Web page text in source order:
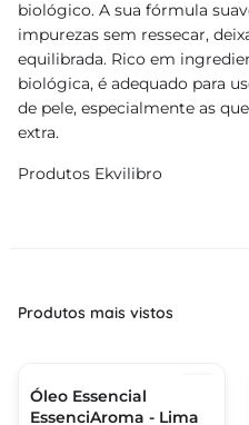
biológico. A sua fórmula
impurezas sem ressecar,
equilibrada. Rico em
biológica, é adequado para
de pele, especialmente as
extra.
Produtos Ekvilibro
Produtos mais vistos
Óleo Essencial
EssenciAroma - Lima